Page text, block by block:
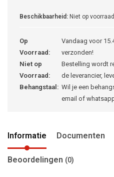
Beschikbaarheid: Niet op voorraad
Op
Voorraad:
Vandaag voor
verzonden!
Niet op
Voorraad:
Bestelling wordt
de leverancier,
Behangstaal: Wil je een
email of
Informatie Documenten
Beoordelingen (0)